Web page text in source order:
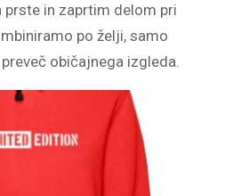
in zaprtim delom pri
po želji, samo
običajnega izgleda.